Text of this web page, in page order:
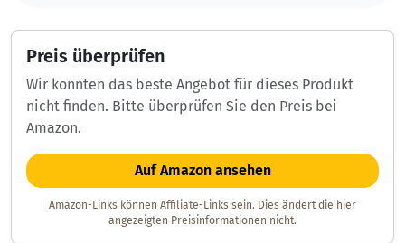
Preis überprüfen
Wir konnten das beste Angebot für dieses Produkt
nicht finden. Bitte überprüfen Sie den Preis bei
Amazon.
Auf Amazon ansehen
Amazon-Links können Affiliate-Links sein. Dies ändert die hier
angezeigten Preisinformationen nicht.